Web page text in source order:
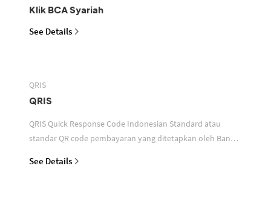
Klik BCA Syariah
See Details
QRIS
QRIS
QRIS Quick Response Code Indonesian Standard atau
standar QR code pembayaran yang ditetapkan oleh Bank
See Details